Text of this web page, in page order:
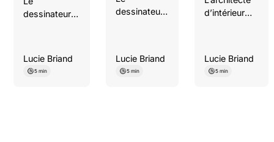
dessinateur
techniques en
Lucie Briand
5 min
dessinateur
techniques
des
Lucie Briand
5 min
d’intérieur
en conciliant
usage,
Lucie Briand
5 min